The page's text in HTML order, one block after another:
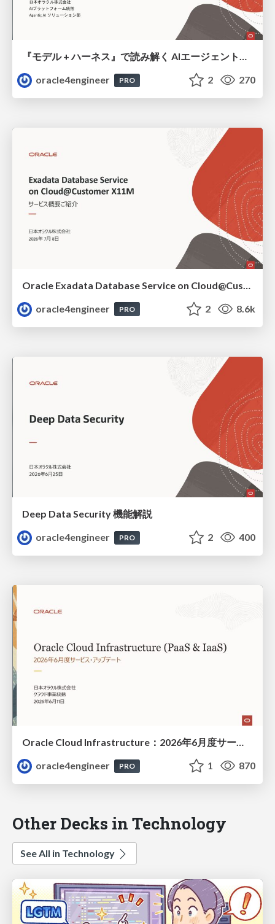
『モデル + ハーネス』で読み解く AIエージェント入門
oracle4engineer
PRO 2 270
oracle4engineer
PRO 2 8.6k
Deep Data Security 機能解説
oracle4engineer
PRO 2 400
Oracle Cloud Infrastructure：2026年6月度サービス・アップデート
oracle4engineer
PRO 1 870
Other Decks in Technology
See All in Technology